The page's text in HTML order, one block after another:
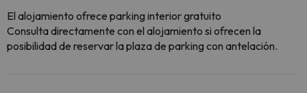
El alojamiento ofrece parking interior gratuito
Consulta directamente con el alojamiento si ofrecen la
posibilidad de reservar la plaza de parking con antelación.